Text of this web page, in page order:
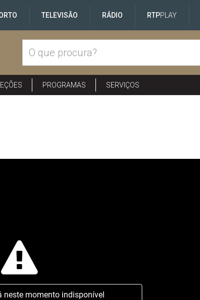
TELEVISÃO RÁDIO RTPPLAY
PROGRAMAS SERVIÇOS
neste momento indisponível